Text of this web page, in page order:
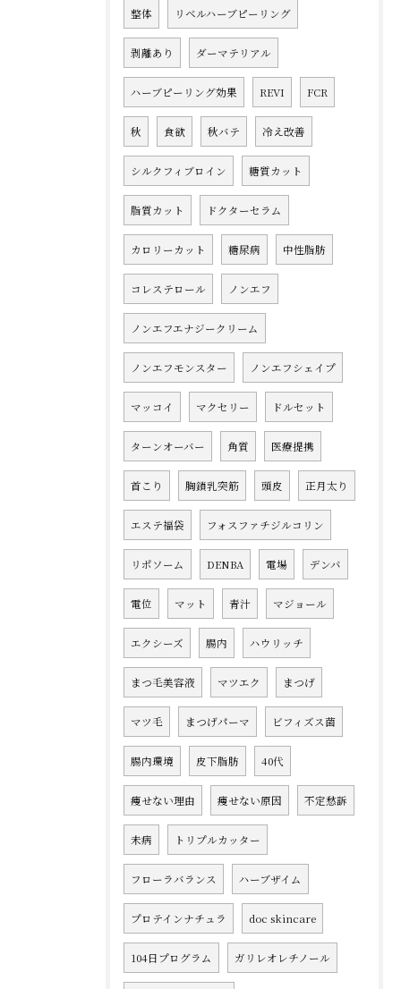
整体 リベルハーブピーリング
剥離あり ダーマテリアル
ハーブピーリング効果 REVI FCR
秋 食欲 秋バテ 冷え改善
シルクフィブロイン 糖質カット
脂質カット ドクターセラム
カロリーカット 糖尿病 中性脂肪
コレステロール ノンエフ
ノンエフエナジークリーム
ノンエフモンスター ノンエフシェイプ
マッコイ マクセリー ドルセット
ターンオーバー 角質 医療提携
首こり 胸鎖乳突筋 頭皮 正月太り
エステ福袋 フォスファチジルコリン
リポソーム DENBA 電場 デンバ
電位 マット 青汁 マジョール
エクシーズ 腸内 ハウリッチ
まつ毛美容液 マツエク まつげ
マツ毛 まつげパーマ ビフィズス菌
腸内環境 皮下脂肪 40代
痩せない理由 痩せない原因 不定愁訴
未病 トリプルカッター
フローラバランス ハーブザイム
プロテインナチュラ doc skincare
104日プログラム ガリレオレチノール